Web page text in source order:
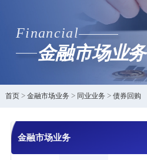
Financial
金融市场业务
首页> 金融市场业务 > 同业业务 > 债券回购
金融市场业务